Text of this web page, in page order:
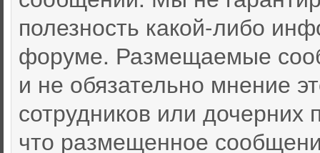
полезность какой-либо
форуме. Размещаемые
и не обязательно мнение
сотрудников или дочерних
что размещенное